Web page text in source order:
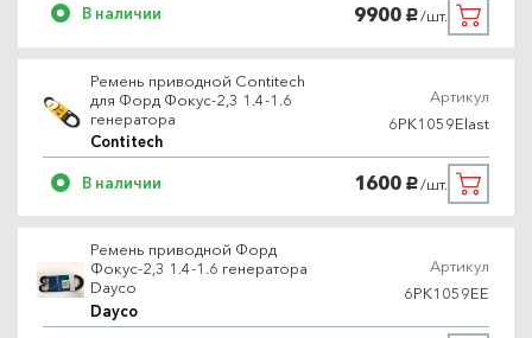
В наличии 9900 руб./шт.
Ремень приводной Contitech
для Форд Фокус-2,3 1.4-1.6
генератора
Contitech
Артикул
6PK1059Elast
В наличии 1600 руб./шт.
Ремень приводной Форд
Фокус-2,3 1.4-1.6 генератора
Dayco
Dayco
Артикул
6PK1059EE